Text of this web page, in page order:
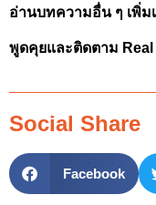
อ่านบทความอื่น ๆ เพิ่ม
พูดคุยและติดตาม Real
Social Share
Facebook